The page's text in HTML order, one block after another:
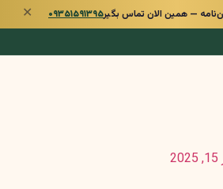
— همین الان تماس بگیر۰۹۳۵۱۵۹۱۳۹۵ ✕